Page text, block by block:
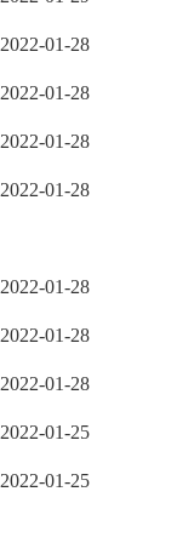
2022-01-28
2022-01-28
2022-01-28
2022-01-28
2022-01-28
2022-01-28
2022-01-28
2022-01-25
2022-01-25